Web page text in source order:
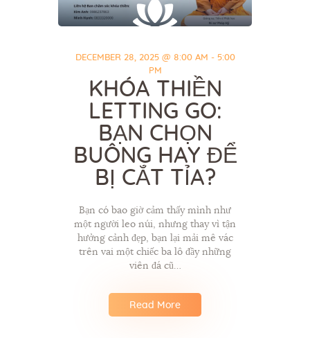
DECEMBER 28, 2025 @ 8:00 AM - 5:00
PM
KHÓA THIỀN
LETTING GO:
BẠN CHỌN
BUÔNG HAY ĐỂ
BỊ CẮT TỈA?
Bạn có bao giờ cảm thấy mình như
một người leo núi, nhưng thay vì tận
hưởng cảnh đẹp, bạn lại mải mê vác
trên vai một chiếc ba lô đầy những
viên đá cũ…
Read More